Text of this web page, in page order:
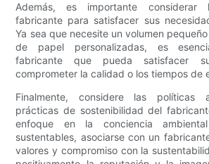
Además, es importante
fabricante para satisfacer sus
Ya sea que necesite un volumen
de papel personalizadas, es
fabricante que pueda satisfacer
comprometer la calidad o los tiempos de
Finalmente, considere las políticas
prácticas de sostenibilidad del
enfoque en la conciencia
sustentables, asociarse con un
valores y compromiso con la